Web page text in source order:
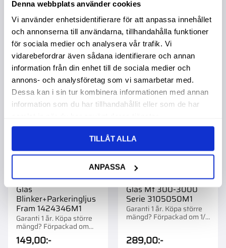
Denna webbplats använder cookies
Vi använder enhetsidentifierare för att anpassa innehållet
och annonserna till användarna, tillhandahålla funktioner
för sociala medier och analysera vår trafik. Vi
vidarebefordrar även sådana identifierare och annan
information från din enhet till de sociala medier och
annons- och analysföretag som vi samarbetar med.
Dessa kan i sin tur kombinera informationen med annan
information som du har tillhandahållit eller som de har
TILLÅT ALLA
ANPASSA
Glas
Blinker+Parkeringljus
Fram 1424346M1
Garanti 1 år. Köpa större
mängd? Förpackad om
1/10 st.
149,00:-
Lägg till i favoriter
Glas Mf 300-3000
Serie 3105050M1
Garanti 1 år. Köpa större
mängd? Förpackad om 1/5
289,00:-